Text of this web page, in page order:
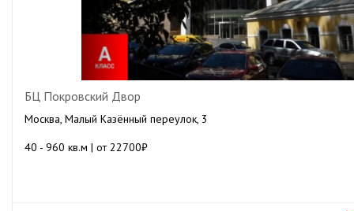
БЦ Покровский Двор
Москва, Малый Казённый переулок, 3
40 - 960 кв.м | от 22700₽